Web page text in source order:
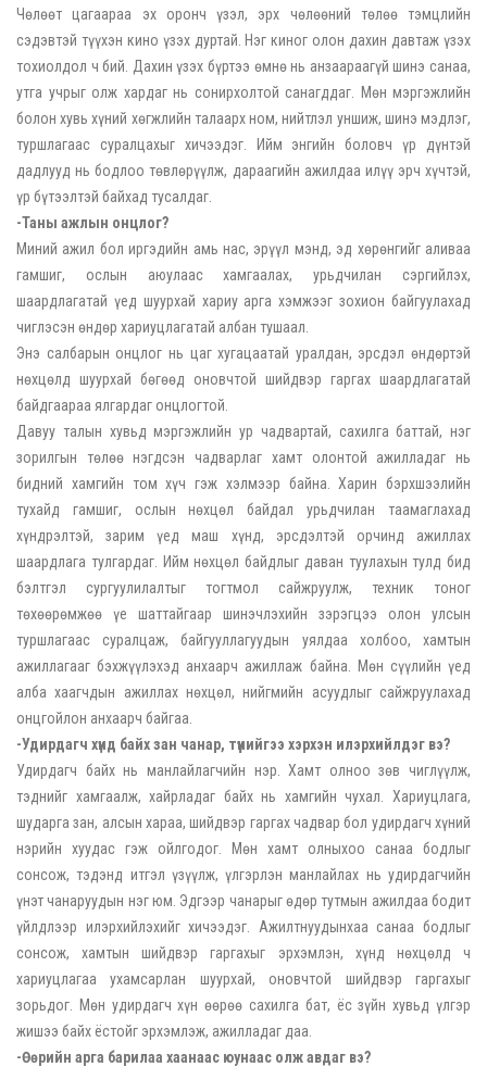
Чөлөөт цагаараа эх оронч үзэл, эрх чөлөөний төлөө тэмцлийн
сэдэвтэй түүхэн кино үзэх дуртай. Нэг киног олон дахин давтаж үзэх
тохиолдол ч бий. Дахин үзэх бүртээ өмнө нь анзаараагүй шинэ санаа,
утга учрыг олж хардаг нь сонирхолтой санагддаг. Мөн мэргэжлийн
болон хувь хүний хөгжлийн талаарх ном, нийтлэл уншиж, шинэ мэдлэг,
туршлагаас суралцахыг хичээдэг. Ийм энгийн боловч үр дүнтэй
дадлууд нь бодлоо төвлөрүүлж, дараагийн ажилдаа илүү эрч хүчтэй,
үр бүтээлтэй байхад тусалдаг.
-Таны ажлын онцлог?
Миний ажил бол иргэдийн амь нас, эрүүл мэнд, эд хөрөнгийг аливаа
гамшиг, ослын аюулаас хамгаалах, урьдчилан сэргийлэх,
шаардлагатай үед шуурхай хариу арга хэмжээг зохион байгуулахад
чиглэсэн өндөр хариуцлагатай албан тушаал.
Энэ салбарын онцлог нь цаг хугацаатай уралдан, эрсдэл өндөртэй
нөхцөлд шуурхай бөгөөд оновчтой шийдвэр гаргах шаардлагатай
байдгаараа ялгардаг онцлогтой.
Давуу талын хувьд мэргэжлийн ур чадвартай, сахилга баттай, нэг
зорилгын төлөө нэгдсэн чадварлаг хамт олонтой ажилладаг нь
бидний хамгийн том хүч гэж хэлмээр байна. Харин бэрхшээлийн
тухайд гамшиг, ослын нөхцөл байдал урьдчилан таамаглахад
хүндрэлтэй, зарим үед маш хүнд, эрсдэлтэй орчинд ажиллах
шаардлага тулгардаг. Ийм нөхцөл байдлыг даван туулахын тулд бид
бэлтгэл сургуулилалтыг тогтмол сайжруулж, техник тоног
төхөөрөмжөө үе шаттайгаар шинэчлэхийн зэрэгцээ олон улсын
туршлагаас суралцаж, байгууллагуудын уялдаа холбоо, хамтын
ажиллагааг бэхжүүлэхэд анхаарч ажиллаж байна. Мөн сүүлийн үед
алба хаагчдын ажиллах нөхцөл, нийгмийн асуудлыг сайжруулахад
онцгойлон анхаарч байгаа.
-Удирдагч хүнд байх зан чанар, түүнийгээ хэрхэн илэрхийлдэг вэ?
Удирдагч байх нь манлайлагчийн нэр. Хамт олноо зөв чиглүүлж,
тэднийг хамгаалж, хайрладаг байх нь хамгийн чухал. Хариуцлага,
шударга зан, алсын хараа, шийдвэр гаргах чадвар бол удирдагч хүний
нэрийн хуудас гэж ойлгодог. Мөн хамт олныхоо санаа бодлыг
сонсож, тэдэнд итгэл үзүүлж, үлгэрлэн манлайлах нь удирдагчийн
үнэт чанаруудын нэг юм. Эдгээр чанарыг өдөр тутмын ажилдаа бодит
үйлдлээр илэрхийлэхийг хичээдэг. Ажилтнуудынхаа санаа бодлыг
сонсож, хамтын шийдвэр гаргахыг эрхэмлэн, хүнд нөхцөлд ч
хариуцлагаа ухамсарлан шуурхай, оновчтой шийдвэр гаргахыг
зорьдог. Мөн удирдагч хүн өөрөө сахилга бат, ёс зүйн хувьд үлгэр
жишээ байх ёстойг эрхэмлэж, ажилладаг даа.
-Өөрийн арга барилаа хаанаас юунаас олж авдаг вэ?